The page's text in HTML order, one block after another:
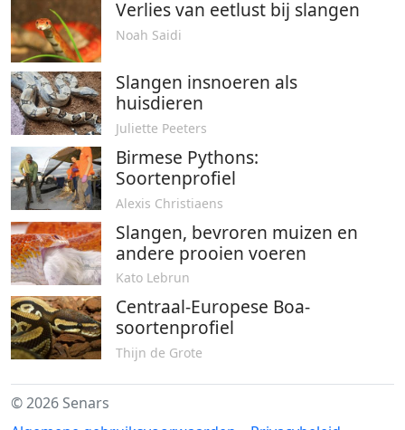
Verlies van eetlust bij slangen
Noah Saidi
Slangen insnoeren als
huisdieren
Juliette Peeters
Birmese Pythons:
Soortenprofiel
Alexis Christiaens
Slangen, bevroren muizen en
andere prooien voeren
Kato Lebrun
Centraal-Europese Boa-
soortenprofiel
Thijn de Grote
© 2026 Senars